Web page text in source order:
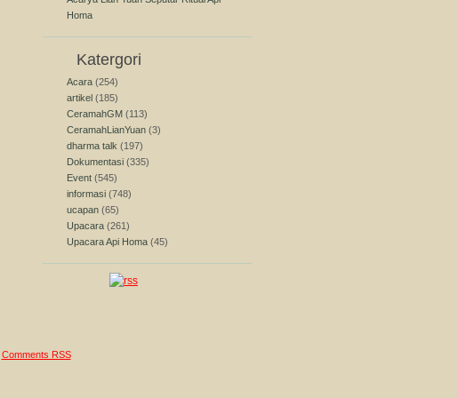
Homa
Katergori
Acara (254)
artikel (185)
CeramahGM (113)
CeramahLianYuan (3)
dharma talk (197)
Dokumentasi (335)
Event (545)
informasi (748)
ucapan (65)
Upacara (261)
Upacara Api Homa (45)
Comments RSS